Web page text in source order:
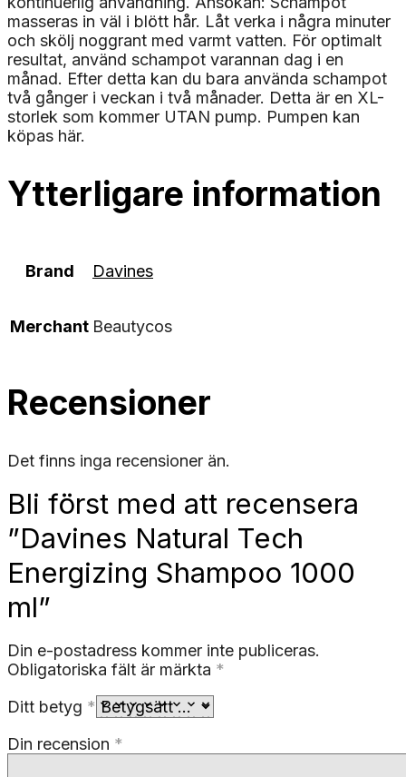
masseras in väl i blött hår. Låt verka i några minuter
och skölj noggrant med varmt vatten. För optimalt
resultat, använd schampot varannan dag i en
månad. Efter detta kan du bara använda schampot
två gånger i veckan i två månader. Detta är en XL-
storlek som kommer UTAN pump. Pumpen kan
köpas här.
Ytterligare information
Brand Davines
Merchant Beautycos
Recensioner
Det finns inga recensioner än.
Bli först med att recensera
”Davines Natural Tech
Energizing Shampoo 1000
ml”
Din e-postadress kommer inte publiceras.
Obligatoriska fält är märkta *
Ditt betyg *
Din recension *